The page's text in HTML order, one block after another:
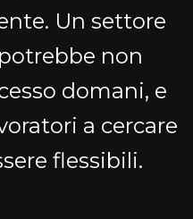
Un settore
non
domani, e
a cercare
flessibili.